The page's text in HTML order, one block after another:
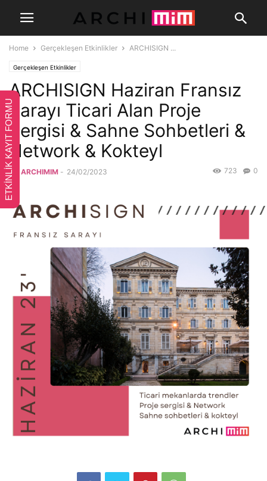
Home Gerçekleşen Etkinlikler ARCHISIGN ...
Gerçekleşen Etkinlikler
ARCHISIGN Haziran Fransız
Sarayı Ticari Alan Proje
Sergisi & Sahne Sohbetleri &
Network & Kokteyl
By ARCHIMIM - 24/02/2023 0
723
ETKİNLİK KAYIT FORMU